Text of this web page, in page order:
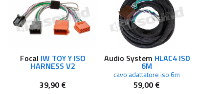
Focal IW TOY Y ISO
HARNESS V2
39,90 €
Audio System HLAC4 IS0
6M
cavo adattatore iso 6m
59,00 €